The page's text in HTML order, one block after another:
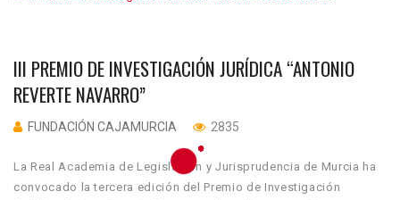
III PREMIO DE INVESTIGACIÓN JURÍDICA “ANTONIO
REVERTE NAVARRO”
FUNDACIÓN CAJAMURCIA 2835
La Real Academia de Legislación y Jurisprudencia de Murcia ha
convocado la tercera edición del Premio de Investigación